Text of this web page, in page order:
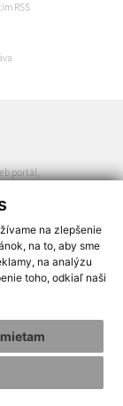
na zlepšenie
na to, aby sme
na analýzu
toho, odkiaľ naši
RSS
portál,